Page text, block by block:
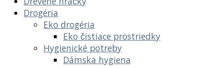
Drogéria
Eko drogéria
Eko čistiace prostriedky
Hygienické potreby
Dámska hygiena